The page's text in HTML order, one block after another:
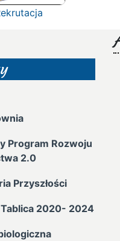
Program Rozwoju
2.0
Przyszłości
2020- 2024